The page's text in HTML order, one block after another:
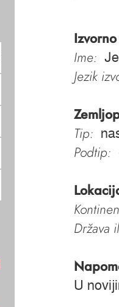
Ime:
Jezik
Tip:
Podtip:
Država
U